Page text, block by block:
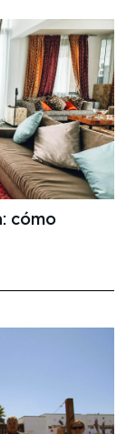
cómo